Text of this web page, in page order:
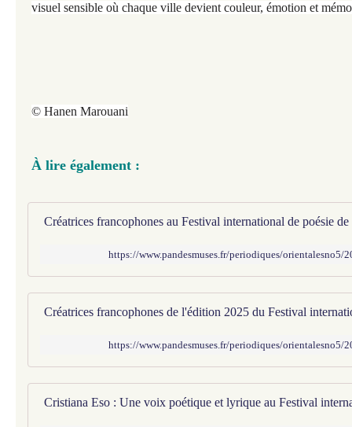
visuel sensible où chaque ville devient couleur, émotion et
© Hanen Marouani
À lire également :
https://www.pandesmuses.fr/periodiques/orientalesno5/
https://www.pandesmuses.fr/periodiques/orientalesno5/